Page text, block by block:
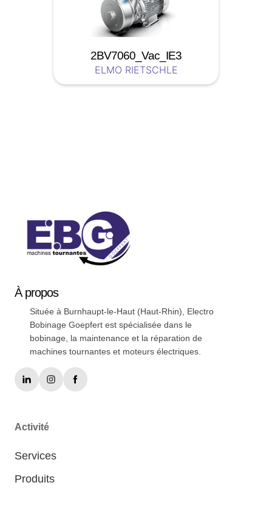
2BV7060_Vac_IE3
ELMO RIETSCHLE
Àpropos
Située à Burnhaupt-le-Haut (Haut-Rhin), Electro
Bobinage Goepfert est spécialisée dans le
bobinage, la maintenance et la réparation de
machines tournantes et moteurs électriques.
Activité
Services
Produits